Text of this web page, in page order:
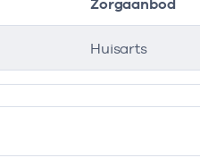
Zorgaanbod
Huisarts